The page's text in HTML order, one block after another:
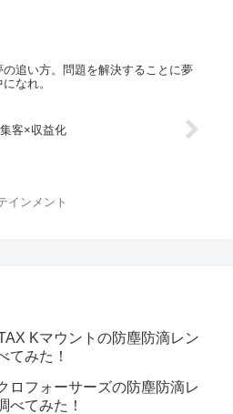
の追い方。問題を解決することに夢
になれ。
客×収益化
インメント
Kマウントの防塵防滴レン
てみた！
ロフォーサーズの防塵防滴レ
べてみた！